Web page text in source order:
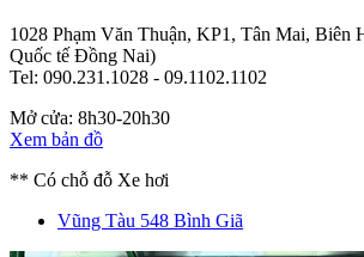
1028 Phạm Văn Thuận, KP1, Tân Mai, Biên
Quốc tế Đồng Nai)
Tel: 090.231.1028 - 09.1102.1102
Mở cửa: 8h30-20h30
Xem bản đồ
** Có chỗ đỗ Xe hơi
Vũng Tàu 548 Bình Giã